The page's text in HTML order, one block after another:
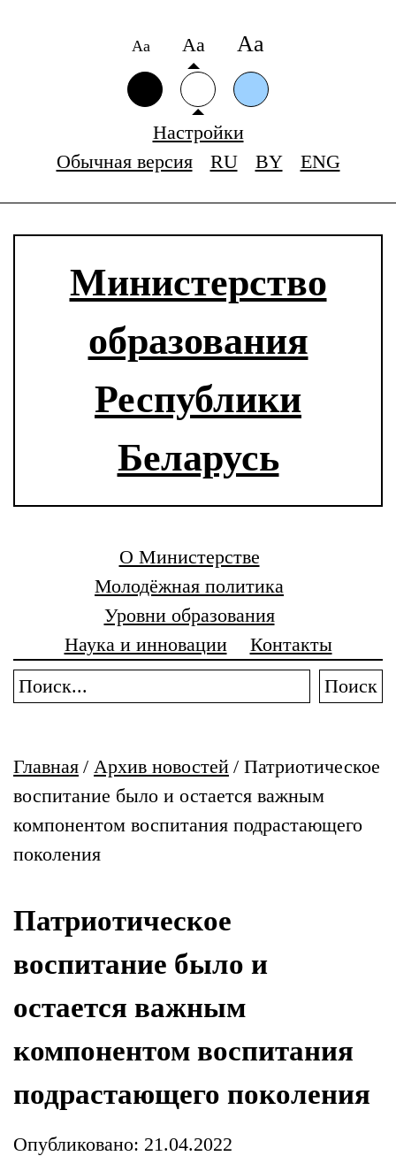
Аа Аа Аа
Настройки
Обычная версия
RU BY ENG
Министерство
образования
Республики
Беларусь
О Министерстве
Молодёжная политика
Уровни образования
Наука и инновации
Контакты
Поиск
Главная / Архив новостей / Патриотическое
воспитание было и остается важным
компонентом воспитания подрастающего
поколения
Патриотическое
воспитание было и
остается важным
компонентом воспитания
подрастающего поколения
Опубликовано: 21.04.2022